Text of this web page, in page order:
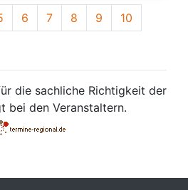
6 7 8 9 10
die sachliche Richtigkeit der
bei den Veranstaltern.